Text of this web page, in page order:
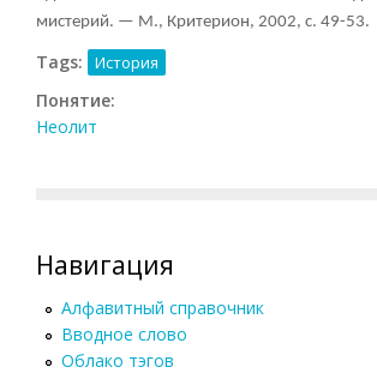
мистерий. — М., Критерион, 2002, с. 49-53.
Tags: История
Понятие:
Неолит
Навигация
Алфавитный справочник
Вводное слово
Облако тэгов